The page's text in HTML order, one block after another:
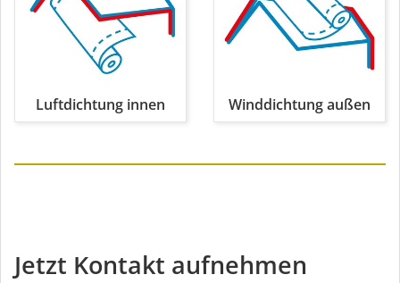
Luftdichtung innen Winddichtung außen
Jetzt Kontakt aufnehmen